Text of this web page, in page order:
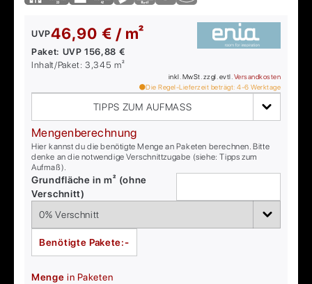
UVP46,90 € / m²
Paket: UVP156,88 €
Inhalt/Paket:3,345 m²
inkl. MwSt. zzgl. evtl. Versandkosten
Die Regel-Lieferzeit beträgt: 4-6 Werktage
TIPPS ZUM AUFMASS
Mengenberechnung
Hier kannst du die benötigte Menge an Paketen berechnen. Bitte
denke an die notwendige Verschnittzugabe (siehe: Tipps zum
Aufmaß).
Grundfläche in m² (ohne
Verschnitt)
Benötigte Pakete:-
Menge in Paketen